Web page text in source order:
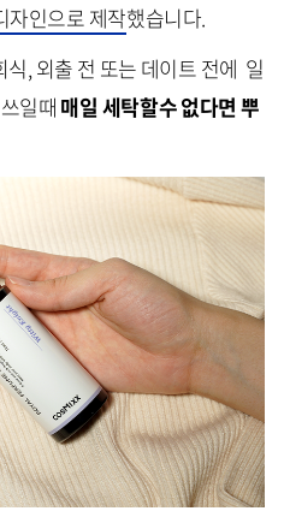
자인으로 제작했습니다.
, 외출 전 또는 데이트 전에 일
일때 매일 세탁할수없다면 뿌